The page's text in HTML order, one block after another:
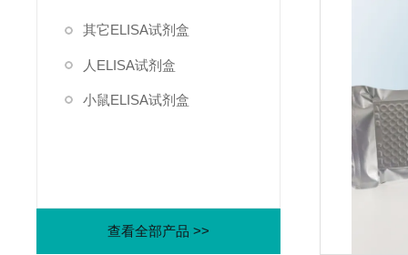
其它ELISA试剂盒
人ELISA试剂盒
小鼠ELISA试剂盒
查看全部产品 >>